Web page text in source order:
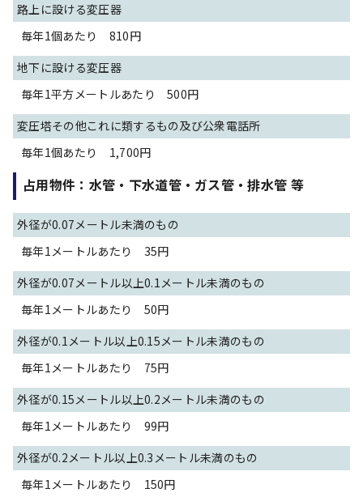
路上に設ける変圧器
毎年1個あたり 810円
地下に設ける変圧器
毎年1平方メートルあたり 500円
変圧塔その他これに類するもの及び公衆電話所
毎年1個あたり 1,700円
占用物件：水管・下水道管・ガス管・排水管 等
外径が0.07メートル未満のもの
毎年1メートルあたり 35円
外径が0.07メートル以上0.1メートル未満のもの
毎年1メートルあたり 50円
外径が0.1メートル以上0.15メートル未満のもの
毎年1メートルあたり 75円
外径が0.15メートル以上0.2メートル未満のもの
毎年1メートルあたり 99円
外径が0.2メートル以上0.3メートル未満のもの
毎年1メートルあたり 150円